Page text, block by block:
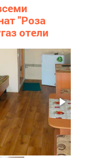
"Роза
отели